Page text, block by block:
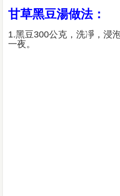
甘草黑豆湯做法：
1.黑豆300公克，洗凈，浸
一夜。